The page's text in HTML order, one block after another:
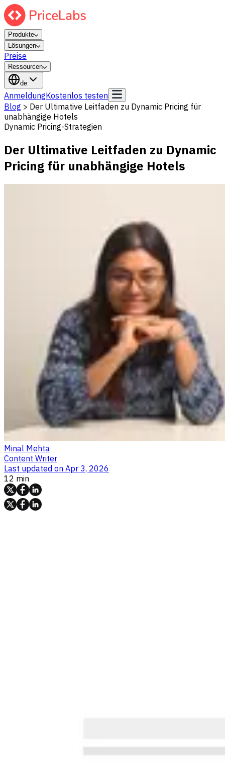
Produkte
Lösungen
Preise
Ressourcen
de
AnmeldungKostenlos testen
Blog > Der Ultimative Leitfaden zu Dynamic Pricing für
unabhängige Hotels
Dynamic Pricing-Strategien
Der Ultimative Leitfaden zu Dynamic
Pricing für unabhängige Hotels
Minal Mehta
Content Writer
Last updated on Apr 3, 2026
12 min